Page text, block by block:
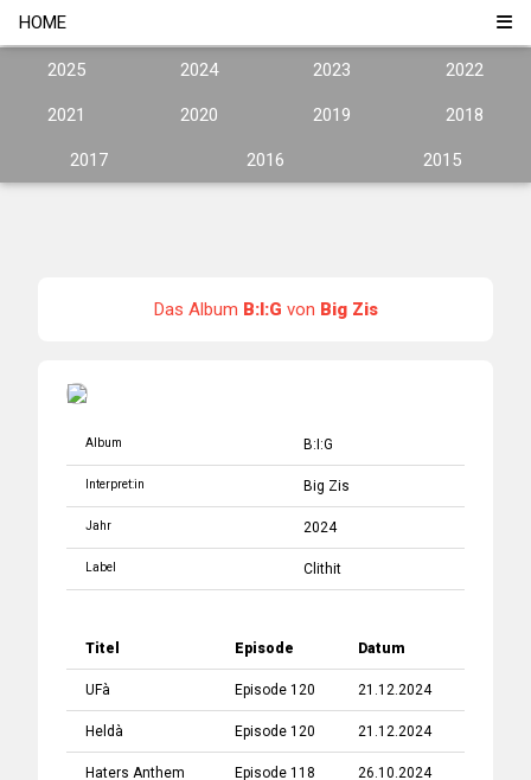
HOME
2025 2024 2023 2022
2021 2020 2019 2018
2017 2016 2015
Das Album B:I:G von Big Zis
Album B:I:G
Interpret:in Big Zis
Jahr 2024
Label Clithit
Titel Episode Datum
UFà Episode 120 21.12.2024
Heldà Episode 120 21.12.2024
Haters Anthem Episode 118 26.10.2024